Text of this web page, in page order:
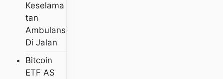
Keselama
Tan
Ambulans
Di Jalan
Bitcoin
ETF AS